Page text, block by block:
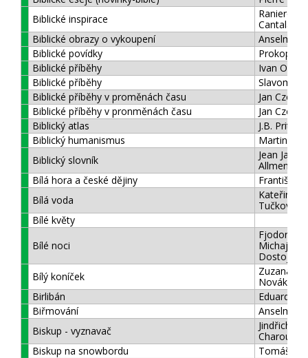
Biblické inspirace
Raniero
Biblické obrazy o vykoupení
Anselm
Biblické povídky
Prokop
Biblické příběhy
Ivan
Biblické příběhy
Slavomír
Biblické příběhy v proměnách času
Jan Czech
Biblické příběhy v pronměnách času
Jan Czech
Biblický atlas
J.B.
Biblický humanismus
Martin
Biblický slovník
Jean
Allmen
Bílá hora a české dějiny
František
Bílá voda
Kateřina
Tučková
Bílé květy
Bílé noci
Fjodor
Michajlovič
Bílý koníček
Zuzana
Nováková
Birlibán
Eduard
Biřmování
Anselm
Biskup - vyznavač
Jindřich
Charouz
Biskup na snowbordu
Tomáš